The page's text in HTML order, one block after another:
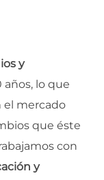
y
años, lo que
el mercado
que éste
con
y